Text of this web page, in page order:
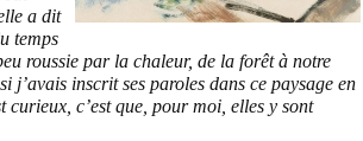
a dit
temps
roussie par la chaleur, de la forêt à notre
j’avais inscrit ses paroles dans ce paysage en
curieux, c’est que, pour moi, elles y sont